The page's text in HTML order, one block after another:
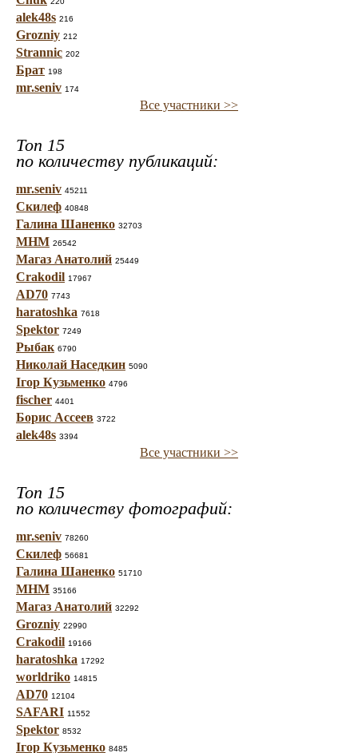
alek48s 216
Grozniy 212
Strannic 202
Брат 198
mr.seniv 174
Все участники >>
Топ 15
по количеству публикаций:
mr.seniv 45211
Скилеф 40848
Галина Шаненко 32703
МНМ 26542
Магаз Анатолий 25449
Crakodil 17967
AD70 7743
haratoshka 7618
Spektor 7249
Рыбак 6790
Николай Наседкин 5090
Ігор Кузьменко 4796
fischer 4401
Борис Ассеев 3722
alek48s 3394
Все участники >>
Топ 15
по количеству фотографий:
mr.seniv 78260
Скилеф 56681
Галина Шаненко 51710
МНМ 35166
Магаз Анатолий 32292
Grozniy 22990
Crakodil 19166
haratoshka 17292
worldriko 14815
AD70 12104
SAFARI 11552
Spektor 8532
Ігор Кузьменко 8485